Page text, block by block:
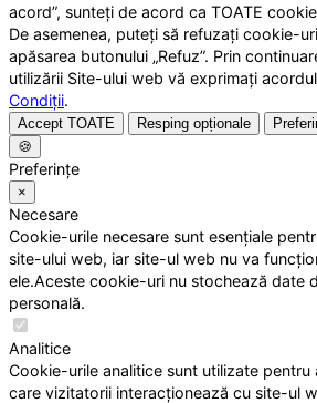
acord”, sunteți de acord ca TOATE
De asemenea, puteți să refuzați cookie-
apăsarea butonului „Refuz”. Prin
utilizării Site-ului web vă exprimați
Condiții.
Accept TOATE Resping opționale
🍪
Preferințe
×
Necesare
Cookie-urile necesare sunt esențiale
site-ului web, iar site-ul web nu va
ele.Aceste cookie-uri nu stochează date
personală.
Analitice
Cookie-urile analitice sunt utilizate pentru
care vizitatorii interacționează cu site-ul